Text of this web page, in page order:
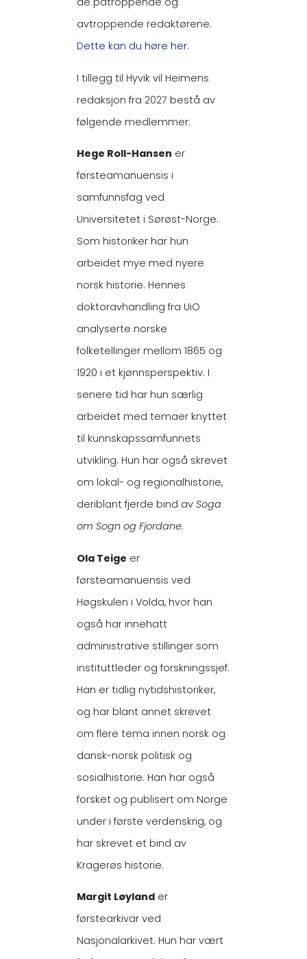
avtroppende redaktørene.
Dette kan du høre her.
I tillegg til Hyvik vil Heimens
redaksjon fra 2027 bestå av
følgende medlemmer:
Hege Roll-Hansen er
førsteamanuensis i
samfunnsfag ved
Universitetet i Sørøst-Norge.
Som historiker har hun
arbeidet mye med nyere
norsk historie. Hennes
doktoravhandling fra UiO
analyserte norske
folketellinger mellom 1865 og
1920 i et kjønnsperspektiv. I
senere tid har hun særlig
arbeidet med temaer knyttet
til kunnskapssamfunnets
utvikling. Hun har også skrevet
om lokal- og regionalhistorie,
deriblant fjerde bind av Soga
om Sogn og Fjordane.
Ola Teige er
førsteamanuensis ved
Høgskulen i Volda, hvor han
også har innehatt
administrative stillinger som
instituttleder og forskningssjef.
Han er tidlig nytidshistoriker,
og har blant annet skrevet
om flere tema innen norsk og
dansk-norsk politisk og
sosialhistorie. Han har også
forsket og publisert om Norge
under i første verdenskrig, og
har skrevet et bind av
Kragerøs historie.
Margit Løyland er
førstearkivar ved
Nasjonalarkivet. Hun har vært